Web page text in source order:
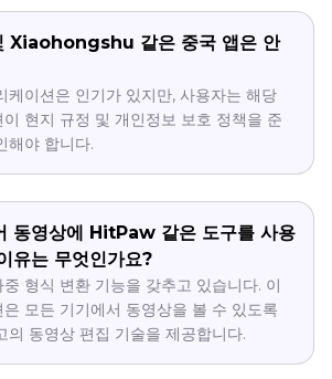
Xiaohongshu 같은 중국 앱은 안
케이션은 인기가 있지만, 사용자는 해당
현지 규정 및 개인정보 보호 정책을 준
해야 합니다.
동영상에 HitPaw 같은 도구를 사용
유는 무엇인가요?
형식 변환 기능을 갖추고 있습니다. 이
모든 기기에서 동영상을 볼 수 있도록
의 동영상 편집 기술을 제공합니다.